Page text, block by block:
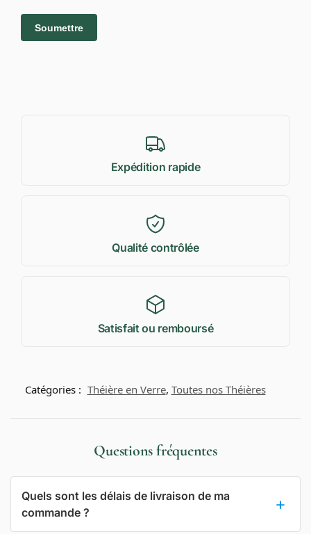
Expédition rapide
Qualité contrôlée
Satisfait ou remboursé
Catégories : Théière en Verre, Toutes nos Théières
Questions fréquentes
Quels sont les délais de livraison de ma
commande ?